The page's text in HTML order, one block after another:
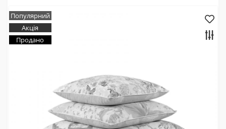
Популярний
Акція
Продано